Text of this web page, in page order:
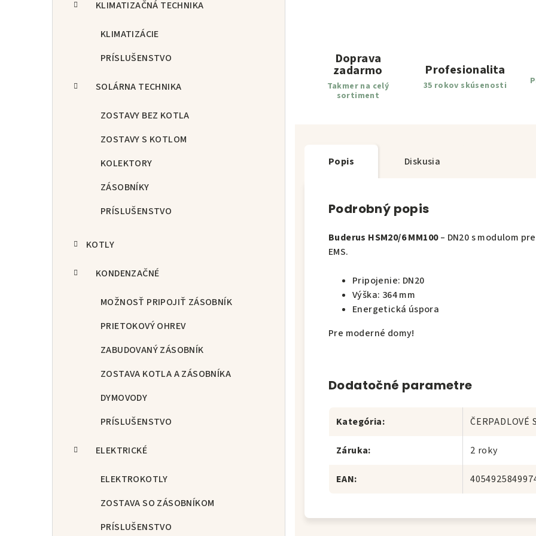
KLIMATIZAČNÁ TECHNIKA
KLIMATIZÁCIE
PRÍSLUŠENSTVO
SOLÁRNA TECHNIKA
ZOSTAVY BEZ KOTLA
ZOSTAVY S KOTLOM
KOLEKTORY
ZÁSOBNÍKY
PRÍSLUŠENSTVO
KOTLY
KONDENZAČNÉ
MOŽNOSŤ PRIPOJIŤ ZÁSOBNÍK
PRIETOKOVÝ OHREV
ZABUDOVANÝ ZÁSOBNÍK
ZOSTAVA KOTLA A ZÁSOBNÍKA
DYMOVODY
PRÍSLUŠENSTVO
ELEKTRICKÉ
ELEKTROKOTLY
ZOSTAVA SO ZÁSOBNÍKOM
PRÍSLUŠENSTVO
Doprava
zadarmo
Takmer na celý
sortiment
Profesionalita
35 rokov skúsenosti
Popis Diskusia
Podrobný popis
Buderus HSM20/6 MM100– DN20 s modulom
EMS.
Pripojenie: DN20
Výška: 364 mm
Energetická úspora
Pre moderné domy!
Dodatočné parametre
Kategória: ČERPADLOVÉ
Záruka: 2 roky
EAN: